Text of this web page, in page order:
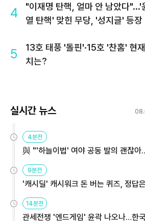
4
"이재명 탄핵, 얼마 안 남았다"...'
열 탄핵' 맞힌 무당, '성지글' 등장
5
13호 태풍 '돌핀'·15호 '찬홈' 현
치는?
실시간 뉴스
4분전
與 "'하늘이법' 여야 공동 발의 괜찮아
9분전
'캐시딜' 캐시워크 돈 버는 퀴즈, 정답
14분전
관세전쟁 '엔드게임' 윤곽 나오나…한